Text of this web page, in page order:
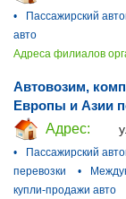
•
Пассажирский
авто
Адреса филиалов
Автовозим,
Европы и Азии
Адрес:
•
Пассажирский
перевозки
•
купли-продажи авто